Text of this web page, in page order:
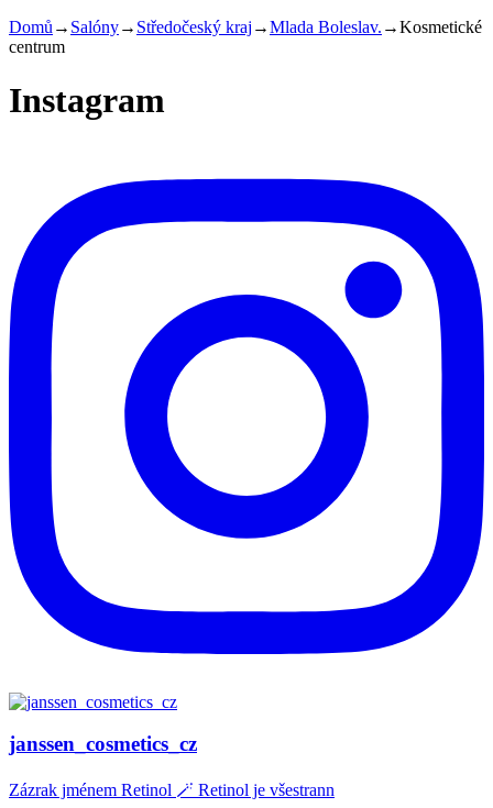
Domů → Salóny→ Středočeský kraj →Mlada Boleslav. →Kosmetické
centrum
Instagram
janssen_cosmetics_cz
Zázrak jménem Retinol 🪄 Retinol je všestrann